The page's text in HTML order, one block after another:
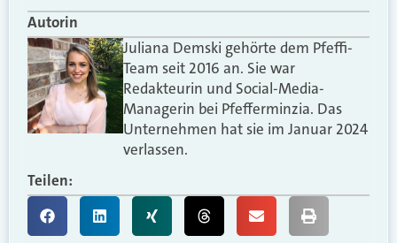
Autorin
Juliana Demski gehörte dem Pfeffi-
Team seit 2016 an. Sie war
Redakteurin und Social-Media-
Managerin bei Pfefferminzia. Das
Unternehmen hat sie im Januar 2024
verlassen.
Teilen: